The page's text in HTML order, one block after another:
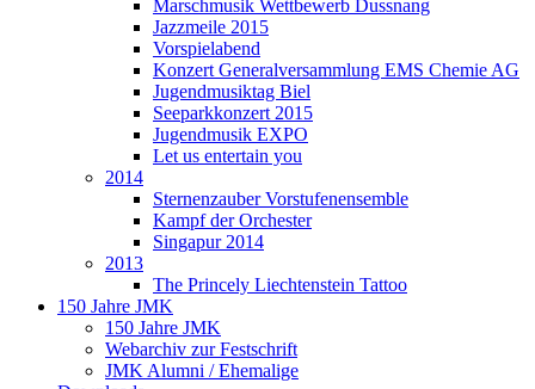
Marschmusik Wettbewerb Dussnang
Jazzmeile 2015
Vorspielabend
Konzert Generalversammlung EMS Chemie AG
Jugendmusiktag Biel
Seeparkkonzert 2015
Jugendmusik EXPO
Let us entertain you
2014
Sternenzauber Vorstufenensemble
Kampf der Orchester
Singapur 2014
2013
The Princely Liechtenstein Tattoo
150 Jahre JMK
150 Jahre JMK
Webarchiv zur Festschrift
JMK Alumni / Ehemalige